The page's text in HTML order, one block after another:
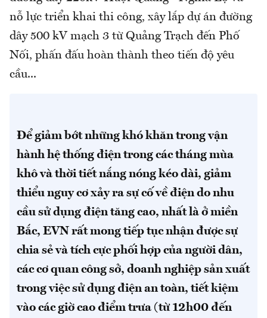
nỗ lực triển khai thi công, xây lắp dự án đường
dây 500 kV mạch 3 từ Quảng Trạch đến Phố
Nối, phấn đấu hoàn thành theo tiến độ yêu
cầu...
Để giảm bớt những khó khăn trong vận
hành hệ thống điện trong các tháng mùa
khô và thời tiết nắng nóng kéo dài, giảm
thiểu nguy cơ xảy ra sự cố về điện do nhu
cầu sử dụng điện tăng cao, nhất là ở miền
Bắc, EVN rất mong tiếp tục nhận được sự
chia sẻ và tích cực phối hợp của người dân,
các cơ quan công sở, doanh nghiệp sản xuất
trong việc sử dụng điện an toàn, tiết kiệm
vào các giờ cao điểm trưa (từ 12h00 đến